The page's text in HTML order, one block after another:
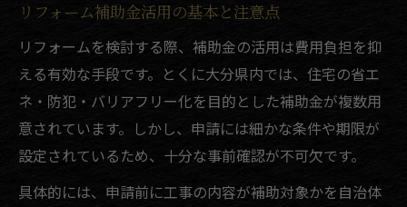
リフォーム補助金活用の基本と注意点
リフォームを検討する際、補助金の活用は費用負担を抑
える有効な手段です。とくに大分県内では、住宅の省エ
ネ・防犯・バリアフリー化を目的とした補助金が複数用
意されています。しかし、申請には細かな条件や期限が
設定されているため、十分な事前確認が不可欠です。
具体的には、申請前に工事の内容が補助対象かを自治体